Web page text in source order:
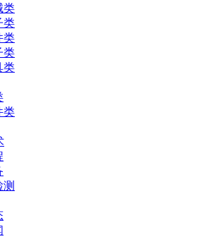
类
类
类
类
类
类